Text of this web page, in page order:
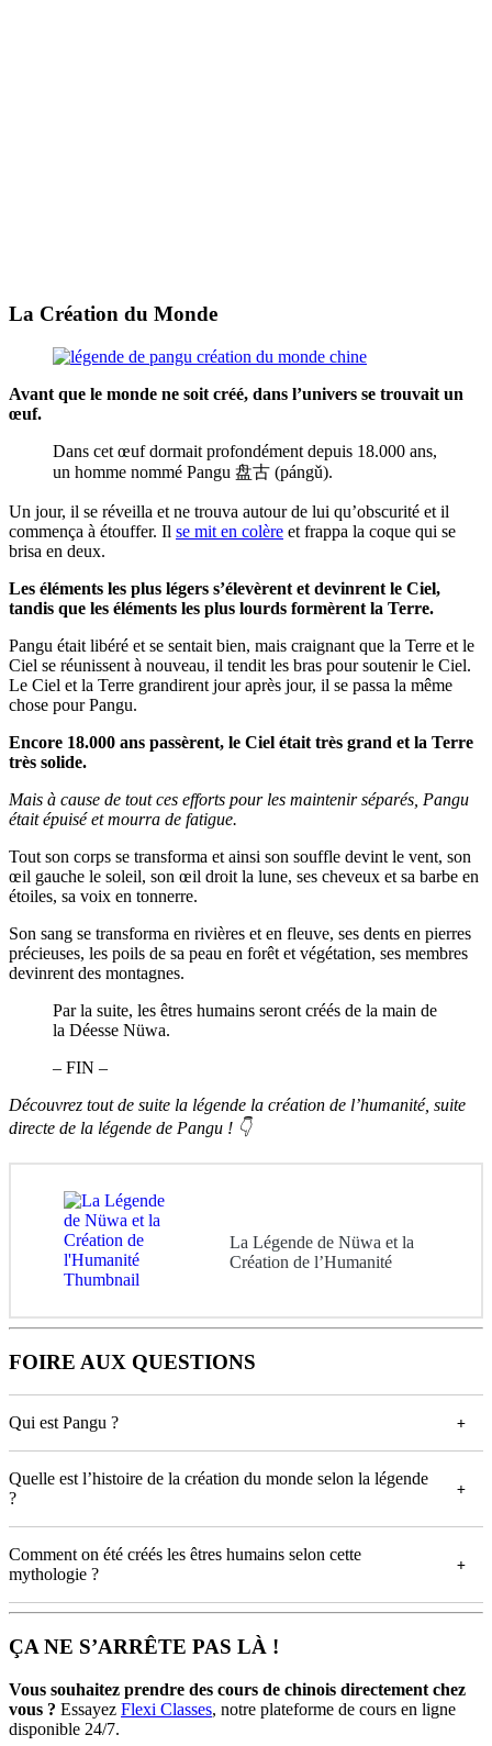
La Création du Monde
Avant que le monde ne soit créé, dans l’univers se trouvait un
œuf.
Dans cet œuf dormait profondément depuis 18.000 ans,
un homme nommé Pangu 盘古 (pángǔ).
Un jour, il se réveilla et ne trouva autour de lui qu’obscurité et il
commença à étouffer. Il se mit en colère et frappa la coque qui se
brisa en deux.
Les éléments les plus légers s’élevèrent et devinrent le Ciel,
tandis que les éléments les plus lourds formèrent la Terre.
Pangu était libéré et se sentait bien, mais craignant que la Terre et le
Ciel se réunissent à nouveau, il tendit les bras pour soutenir le Ciel.
Le Ciel et la Terre grandirent jour après jour, il se passa la même
chose pour Pangu.
Encore 18.000 ans passèrent, le Ciel était très grand et la Terre
très solide.
Mais à cause de tout ces efforts pour les maintenir séparés, Pangu
était épuisé et mourra de fatigue.
Tout son corps se transforma et ainsi son souffle devint le vent, son
œil gauche le soleil, son œil droit la lune, ses cheveux et sa barbe en
étoiles, sa voix en tonnerre.
Son sang se transforma en rivières et en fleuve, ses dents en pierres
précieuses, les poils de sa peau en forêt et végétation, ses membres
devinrent des montagnes.
Par la suite, les êtres humains seront créés de la main de
la Déesse Nüwa.
– FIN –
Découvrez tout de suite la légende la création de l’humanité, suite
directe de la légende de Pangu ! 👇
La Légende de Nüwa et la
Création de l’Humanité
FOIRE AUX QUESTIONS
Qui est Pangu ?
Quelle est l’histoire de la création du monde selon la légende
?
Comment on été créés les êtres humains selon cette
mythologie ?
ÇA NE S’ARRÊTE PAS LÀ !
Vous souhaitez prendre des cours de chinois directement chez
vous ? Essayez Flexi Classes, notre plateforme de cours en ligne
disponible 24/7.